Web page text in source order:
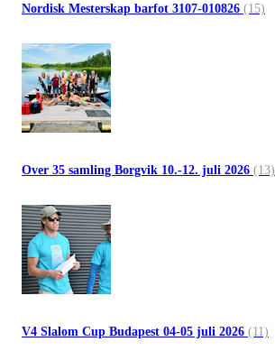
Nordisk Mesterskap barfot 3107-010826 (15)
Over 35 samling Borgvik 10.-12. juli 2026 (13)
V4 Slalom Cup Budapest 04-05 juli 2026 (11)